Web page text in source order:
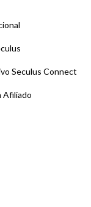
Seculus Connect
Afiliado